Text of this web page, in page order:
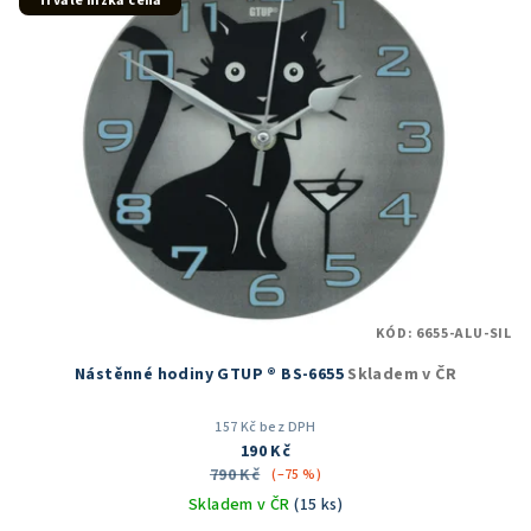
Nástěnné hodiny GTUP ® BS-6655 Skladem v ČR
157 Kč bez DPH
190 Kč
790 Kč (–75 %)
Skladem v ČR(15 ks)
KÓD: 6655-ALU-SIL